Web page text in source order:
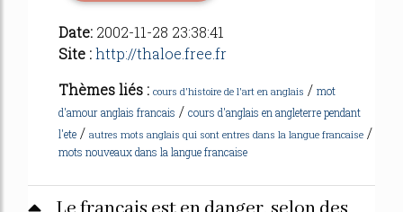
Date: 2002-11-28 23:38:41
Site :http://thaloe.free.fr
Thèmes liés : cours d'histoire de l'art en anglais / mot
d'amour anglais francais / cours d'anglais en angleterre pendant
l'ete / autres mots anglais qui sont entres dans la langue francaise /
mots nouveaux dans la langue francaise